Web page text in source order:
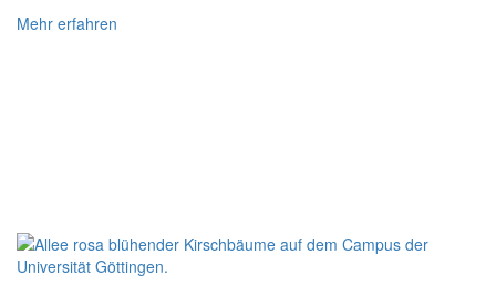
Mehr erfahren